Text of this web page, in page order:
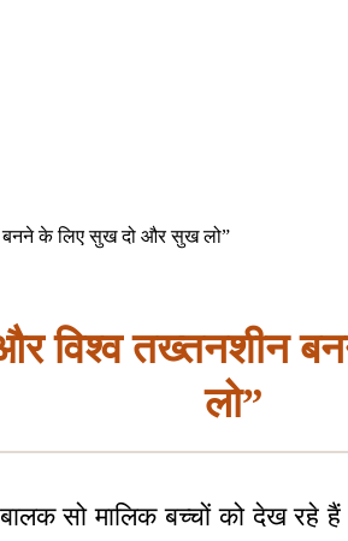
बनने के लिए सुख दो और सुख लो”
विश्व तख्तनशीन
लो”
सो मालिक बच्चों को देख रहे